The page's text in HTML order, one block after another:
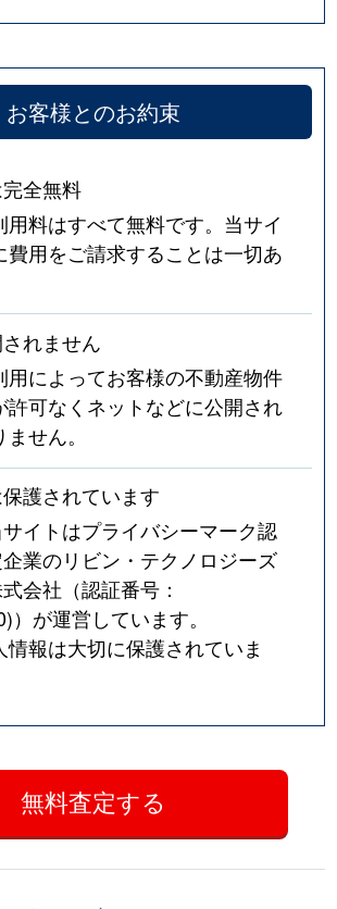
お客様とのお約束
全無料
用料はすべて無料です。当サイ
費用をご請求することは一切あ
れません
用によってお客様の不動産物件
許可なくネットなどに公開され
せん。
護されています
イトはプライバシーマーク認
業のリビン・テクノロジーズ
会社（認証番号：
）が運営しています。
情報は大切に保護されていま